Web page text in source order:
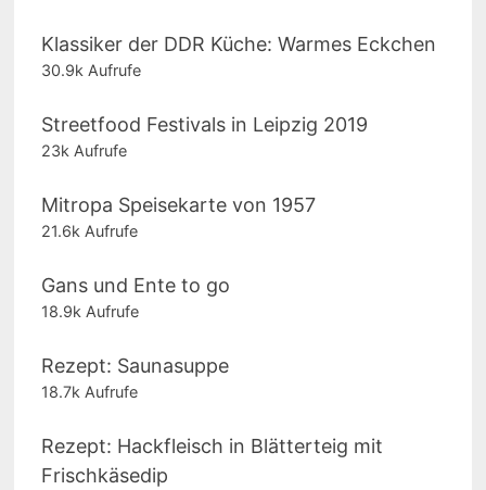
Klassiker der DDR Küche: Warmes Eckchen
30.9k Aufrufe
Streetfood Festivals in Leipzig 2019
23k Aufrufe
Mitropa Speisekarte von 1957
21.6k Aufrufe
Gans und Ente to go
18.9k Aufrufe
Rezept: Saunasuppe
18.7k Aufrufe
Rezept: Hackfleisch in Blätterteig mit
Frischkäsedip